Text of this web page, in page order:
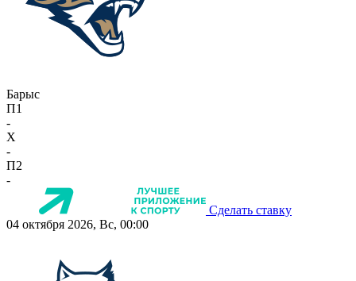
Барыс
П1
-
X
-
П2
-
Сделать ставку
04 октября 2026, Вс, 00:00